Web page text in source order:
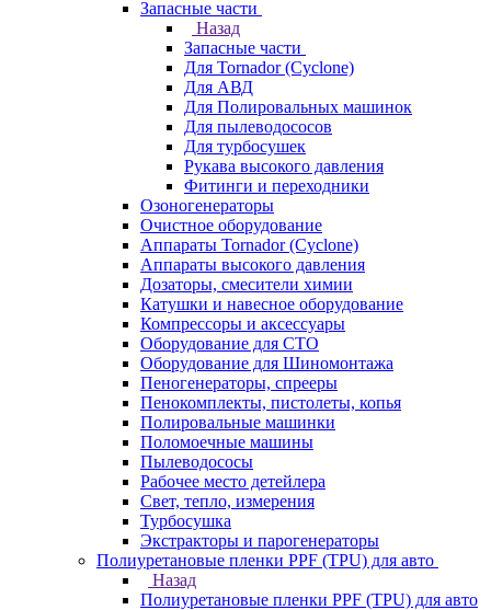
Запасные части
Назад
Запасные части
Для Tornador (Cyclone)
Для АВД
Для Полировальных машинок
Для пылеводососов
Для турбосушек
Рукава высокого давления
Фитинги и переходники
Озоногенераторы
Очистное оборудование
Аппараты Tornador (Cyclone)
Аппараты высокого давления
Дозаторы, смесители химии
Катушки и навесное оборудование
Компрессоры и аксессуары
Оборудование для СТО
Оборудование для Шиномонтажа
Пеногенераторы, спрееры
Пенокомплекты, пистолеты, копья
Полировальные машинки
Поломоечные машины
Пылеводососы
Рабочее место детейлера
Свет, тепло, измерения
Турбосушка
Экстракторы и парогенераторы
Полиуретановые пленки PPF (TPU) для авто
Назад
Полиуретановые пленки PPF (TPU) для авто